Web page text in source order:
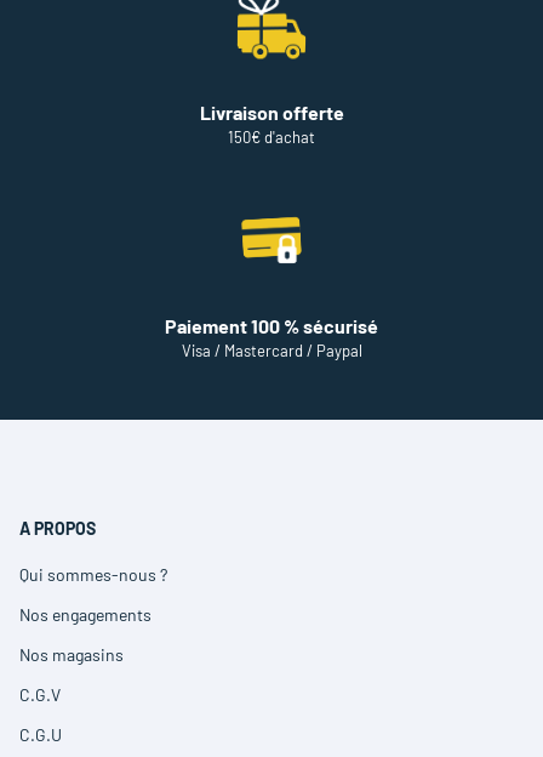
Livraison offerte
150€ d'achat
Paiement 100 % sécurisé
Visa / Mastercard / Paypal
A PROPOS
Qui sommes-nous ?
(ouvre
dans
nouvelle
Nos engagements
(ouvre
dans
nouvelle
Nos magasins
(ouvre
dans
nouvelle
C.G.V
(ouvre
dans
C.G.U
(ouvre